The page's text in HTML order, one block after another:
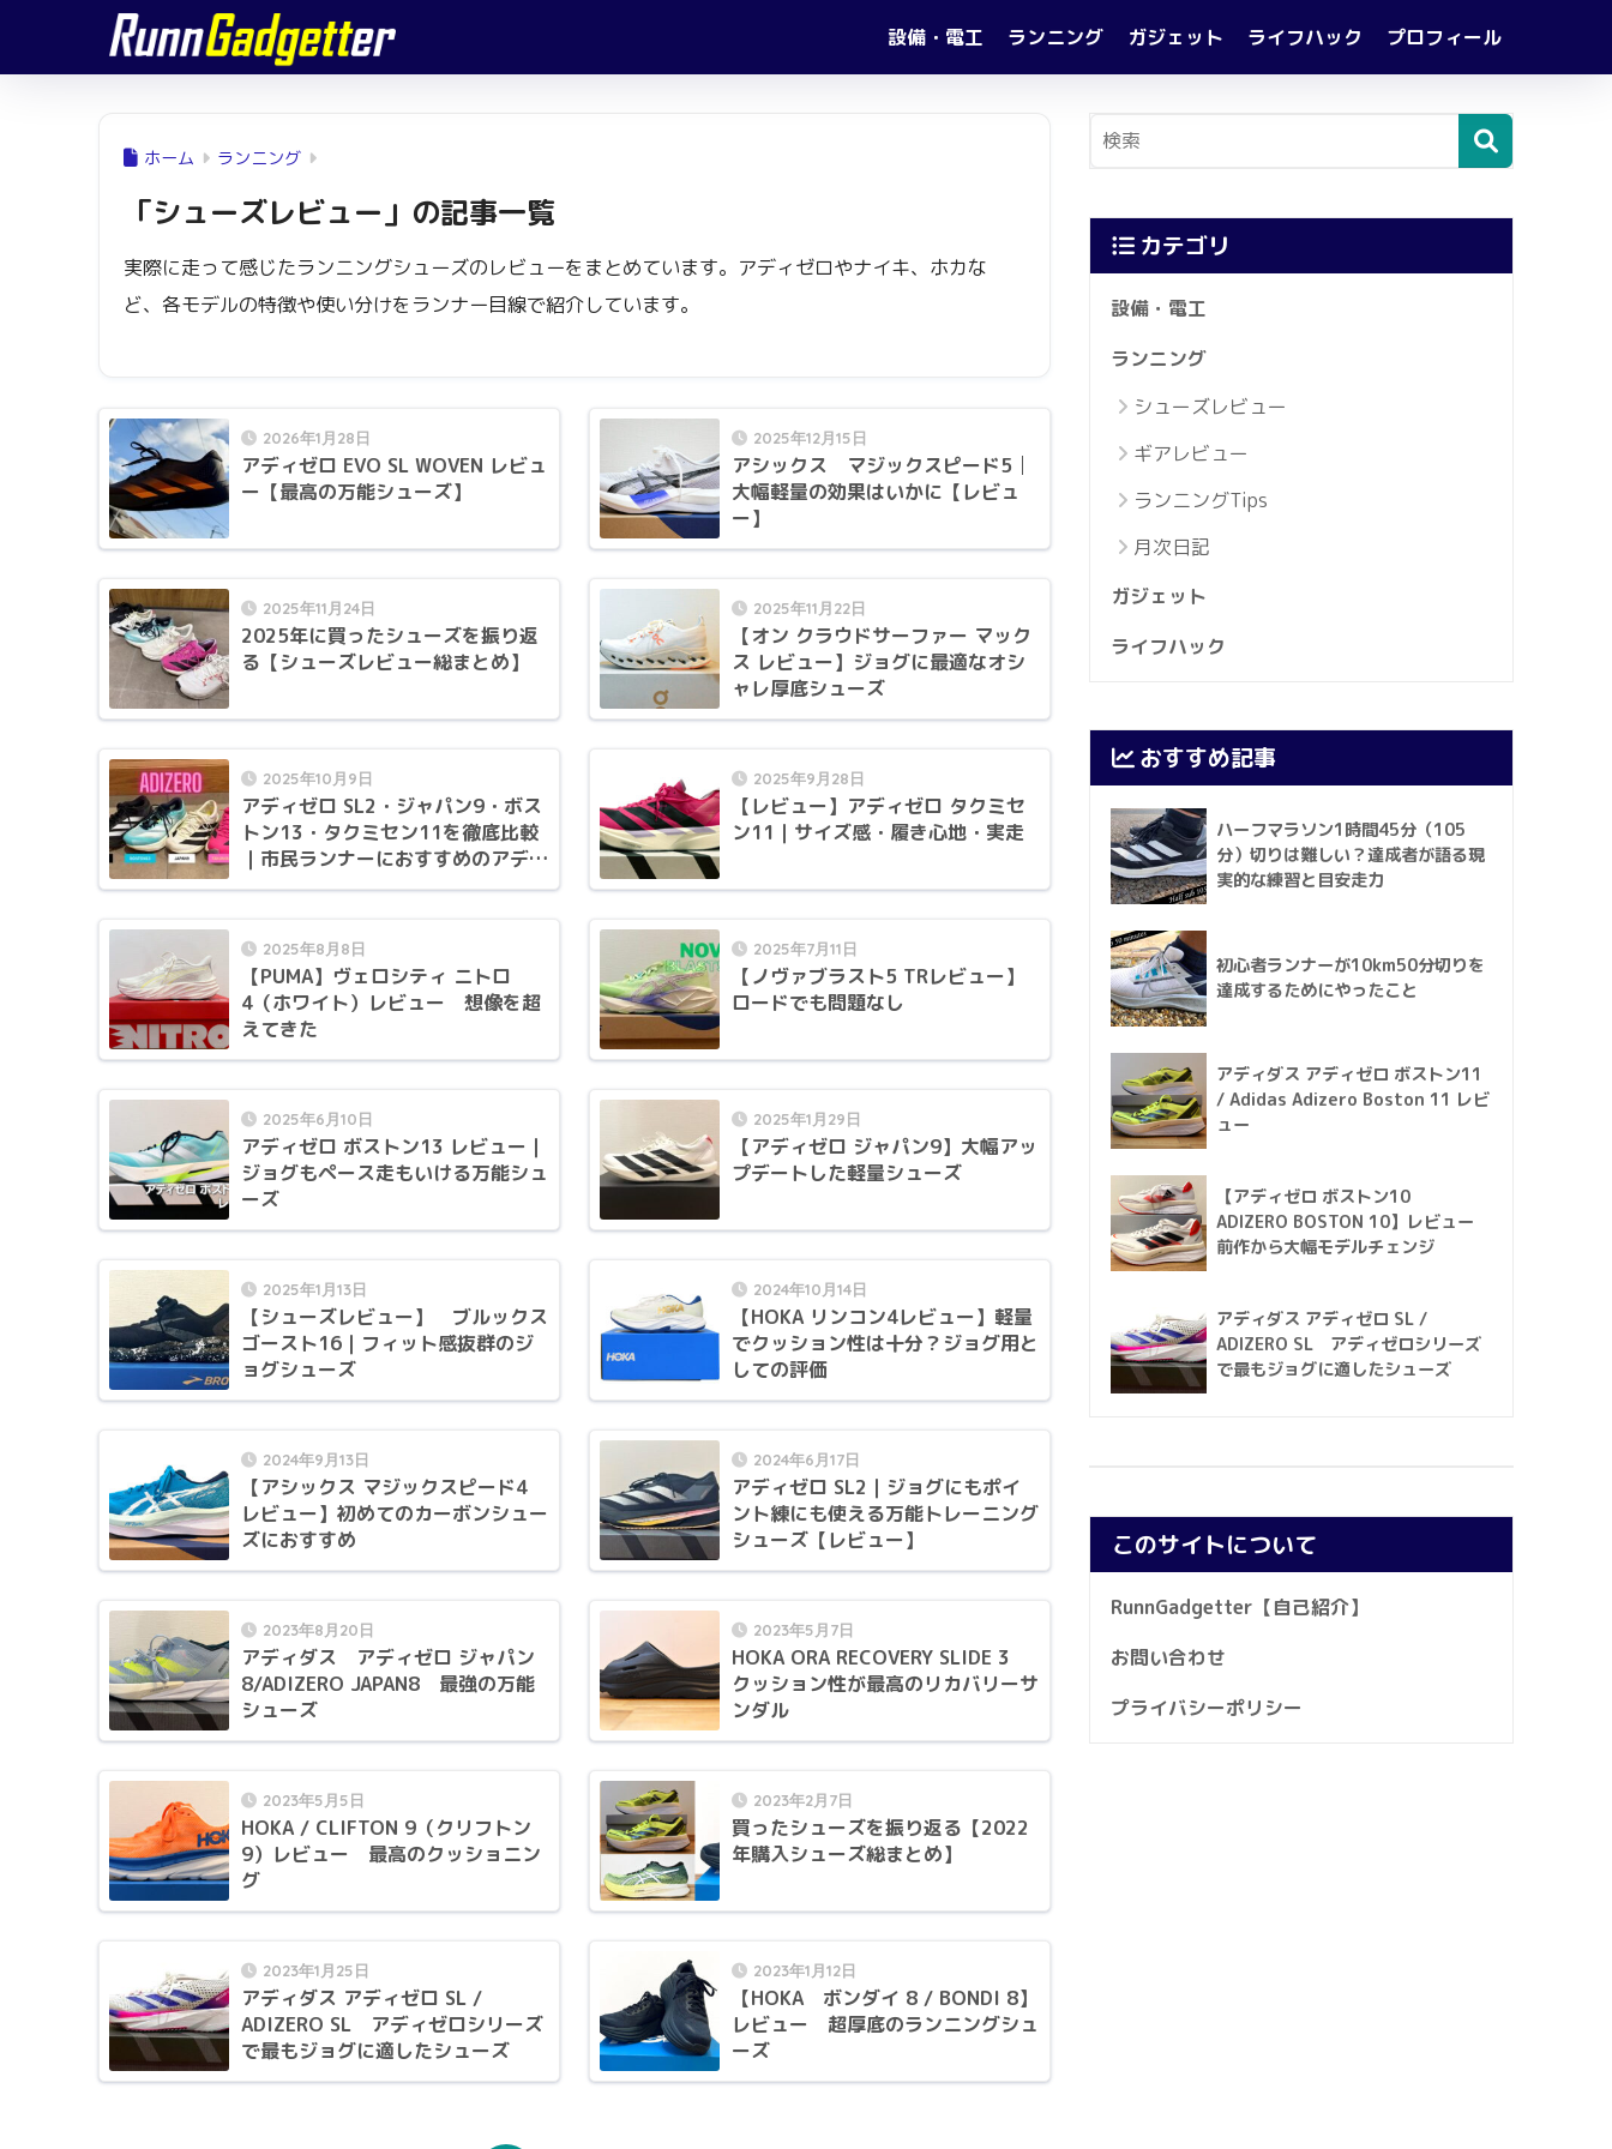
設備・電工 ランニング ガジェット ライフハック プロフィール
ホーム ランニング
「シューズレビュー」の記事一覧
実際に走って感じたランニングシューズのレビューをまとめています。アディゼロやナイキ、ホカな
ど、各モデルの特徴や使い分けをランナー目線で紹介しています。
2026年1月28日
アディゼロ EVO SL WOVEN レビュ
ー【最高の万能シューズ】
2025年12月15日
アシックス マジックスピード5│
大幅軽量の効果はいかに【レビュ
ー】
2025年11月24日
2025年に買ったシューズを振り返
る【シューズレビュー総まとめ】
2025年11月22日
【オン クラウドサーファー マック
ス レビュー】ジョグに最適なオシ
ャレ厚底シューズ
2025年10月9日
アディゼロ SL2・ジャパン9・ボス
トン13・タクミセン11を徹底比較
｜市民ランナーにおすすめのアディ
ゼロシリーズ4モデル
2025年9月28日
【レビュー】アディゼロ タクミセ
ン11｜サイズ感・履き心地・実走
2025年8月8日
【PUMA】ヴェロシティ ニトロ
4（ホワイト）レビュー 想像を超
えてきた
2025年7月11日
【ノヴァブラスト5 TRレビュー】
ロードでも問題なし
2025年6月10日
アディゼロ ボストン13 レビュー｜
ジョグもペース走もいける万能シュ
ーズ
2025年1月29日
【アディゼロ ジャパン9】大幅アッ
プデートした軽量シューズ
2025年1月13日
【シューズレビュー】 ブルックス
ゴースト16｜フィット感抜群のジ
ョグシューズ
2024年10月14日
【HOKA リンコン4レビュー】軽量
でクッション性は十分？ジョグ用と
しての評価
2024年9月13日
【アシックス マジックスピード4
レビュー】初めてのカーボンシュー
ズにおすすめ
2024年6月17日
アディゼロ SL2｜ジョグにもポイ
ント練にも使える万能トレーニング
シューズ【レビュー】
2023年8月20日
アディダス アディゼロ ジャパン
8/ADIZERO JAPAN8 最強の万能
シューズ
2023年5月7日
HOKA ORA RECOVERY SLIDE 3
クッション性が最高のリカバリーサ
ンダル
2023年5月5日
HOKA / CLIFTON 9（クリフトン
9）レビュー 最高のクッショニン
グ
2023年2月7日
買ったシューズを振り返る【2022
年購入シューズ総まとめ】
2023年1月25日
アディダス アディゼロ SL /
ADIZERO SL アディゼロシリーズ
で最もジョグに適したシューズ
2023年1月12日
【HOKA ボンダイ 8 / BONDI 8】
レビュー 超厚底のランニングシュ
ーズ
カテゴリ
設備・電工
ランニング
シューズレビュー
ギアレビュー
ランニングTips
月次日記
ガジェット
ライフハック
おすすめ記事
ハーフマラソン1時間45分（105
分）切りは難しい？達成者が語る現
実的な練習と目安走力
初心者ランナーが10km50分切りを
達成するためにやったこと
アディダス アディゼロ ボストン11
/ Adidas Adizero Boston 11 レビ
ュー
【アディゼロ ボストン10
ADIZERO BOSTON 10】レビュー
前作から大幅モデルチェンジ
アディダス アディゼロ SL /
ADIZERO SL アディゼロシリーズ
で最もジョグに適したシューズ
このサイトについて
RunnGadgetter【自己紹介】
お問い合わせ
プライバシーポリシー